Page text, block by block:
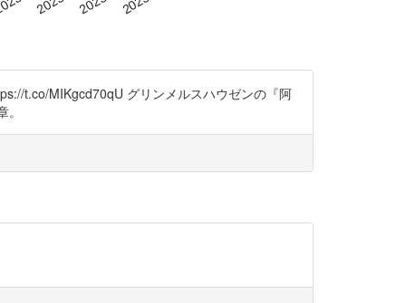
t.co/MIKgcd70qU グリンメルスハウゼンの『阿